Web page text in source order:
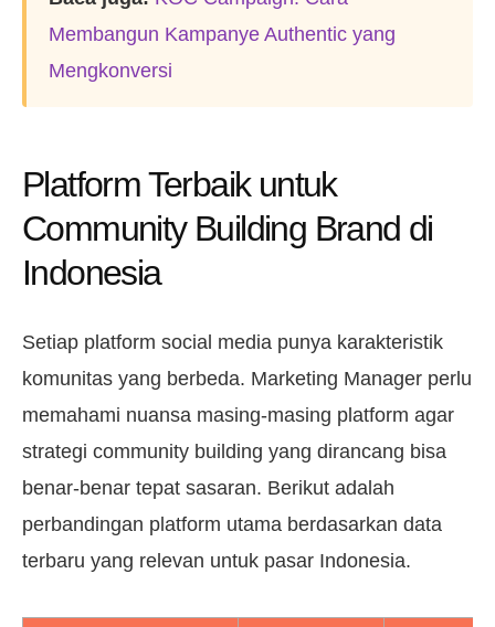
Membangun Kampanye Authentic yang
Mengkonversi
Platform Terbaik untuk
Community Building Brand di
Indonesia
Setiap platform social media punya karakteristik
komunitas yang berbeda. Marketing Manager perlu
memahami nuansa masing-masing platform agar
strategi community building yang dirancang bisa
benar-benar tepat sasaran. Berikut adalah
perbandingan platform utama berdasarkan data
terbaru yang relevan untuk pasar Indonesia.